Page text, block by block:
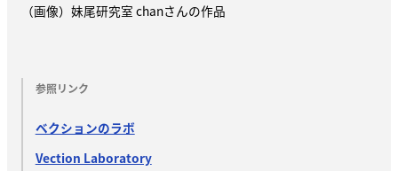
（画像）妹尾研究室 chanさんの作品
参照リンク
ベクションのラボ
Vection Laboratory